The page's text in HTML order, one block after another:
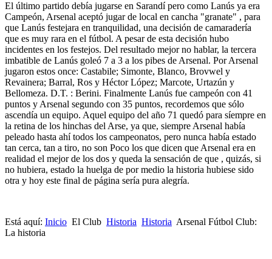
El último partido debía jugarse en Sarandí pero como Lanús ya era
Campeón, Arsenal aceptó jugar de local en cancha "granate" , para
que Lanús festejara en tranquilidad, una decisión de camaradería
que es muy rara en el fútbol. A pesar de esta decisión hubo
incidentes en los festejos. Del resultado mejor no hablar, la tercera
imbatible de Lanús goleó 7 a 3 a los pibes de Arsenal. Por Arsenal
jugaron estos once: Castabile; Simonte, Blanco, Brovwel y
Revainera; Barral, Ros y Héctor López; Marcote, Urtazún y
Bellomeza. D.T. : Berini. Finalmente Lanús fue campeón con 41
puntos y Arsenal segundo con 35 puntos, recordemos que sólo
ascendía un equipo. Aquel equipo del año 71 quedó para síempre en
la retina de los hinchas del Arse, ya que, siempre Arsenal había
peleado hasta ahí todos los campeonatos, pero nunca había estado
tan cerca, tan a tiro, no son Poco los que dicen que Arsenal era en
realidad el mejor de los dos y queda la sensación de que , quizás, si
no hubiera, estado la huelga de por medio la historia hubiese sido
otra y hoy este final de página sería pura alegría.
Está aquí: Inicio El Club Historia Historia Arsenal Fútbol Club:
La historia